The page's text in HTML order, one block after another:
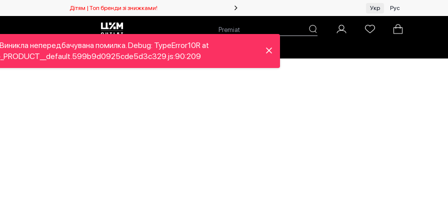
Дітям | Топ бренди зі знижками! Жінкам | Топ бренди зі знижками!
Укр Рус
Дітям Home&Gifts Бренди Новий сезон Про ЦУМ
непередбачувана помилка. Debug: TypeError10R at